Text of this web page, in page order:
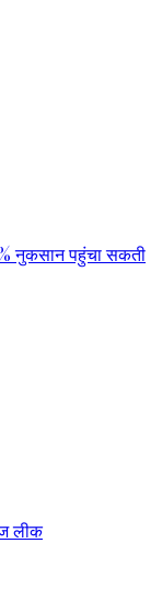
नुकसान पहुंचा सकती
लीक